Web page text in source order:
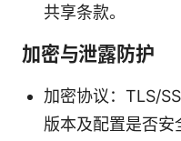
共享条款。
加密与泄露防护
加密协议：TLS/
版本及配置是否安